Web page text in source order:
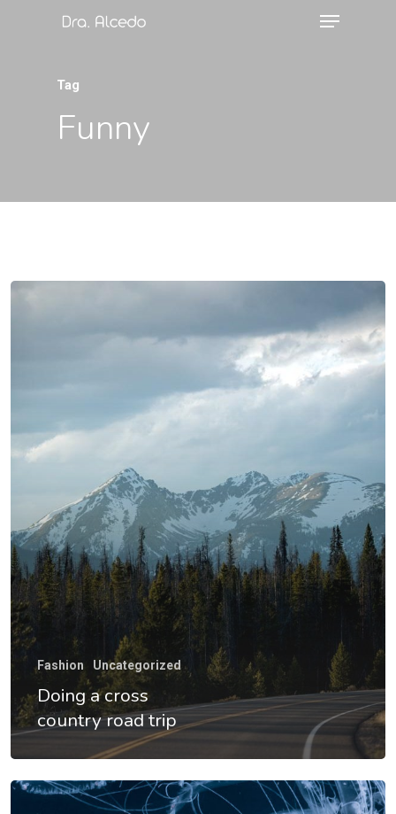
Tag
Funny
Fashion Uncategorized
Doing a cross
country road trip
Dra. Alcedo
Citas
Contacto
¡Descubre Más!
Conoce todos nuestros
en diseño de sonrisa.